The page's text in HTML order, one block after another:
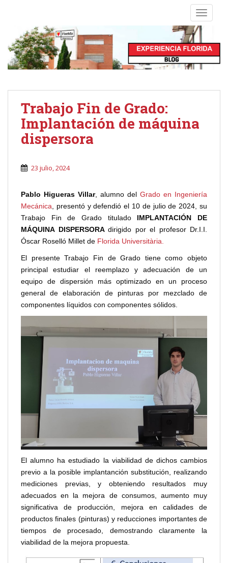
Trabajo Fin de Grado:
Implantación de máquina
dispersora
23 julio, 2024
Pablo Higueras Villar, alumno del Grado en Ingeniería
Mecánica, presentó y defendió el 10 de julio de 2024, su
Trabajo Fin de Grado titulado IMPLANTACIÓN DE
MÁQUINA DISPERSORA dirigido por el profesor Dr.I.I.
Óscar Roselló Millet de Florida Universitària.
El presente Trabajo Fin de Grado tiene como objeto
principal estudiar el reemplazo y adecuación de un
equipo de dispersión más optimizado en un proceso
general de elaboración de pinturas por mezclado de
componentes líquidos con componentes sólidos.
El alumno ha estudiado la viabilidad de dichos cambios
previo a la posible implantanción substitución, realizando
mediciones previas, y obteniendo resultados muy
adecuados en la mejora de consumos, aumento muy
significativa de producción, mejora en calidades de
productos finales (pinturas) y reducciones importantes de
tiempos de procesado, demostrando claramente la
viabilidad de la mejora propuesta.